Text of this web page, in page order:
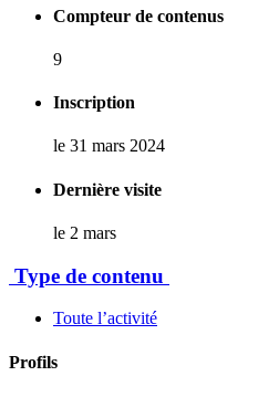
Compteur de contenus
9
Inscription
le 31 mars 2024
Dernière visite
le 2 mars
Type de contenu
Toute l’activité
Profils